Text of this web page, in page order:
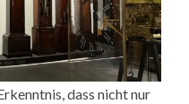
dass nicht nur